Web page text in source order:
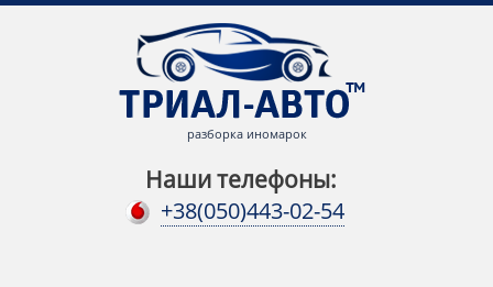
разборка иномарок
Наши телефоны:
+38(050)443-02-54